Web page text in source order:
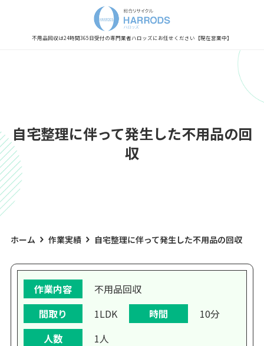
不用品回収は24時間365日受付の専門業者ハロッズにお任せください 【現在営業中】
/home/xs0909/kaisyu-fuyouhin.com/public_html/wp-content/themes/hestia/inc/views/blog/class-
自宅整理に伴って発生した不用品の回
収
ホーム 作業実績 自宅整理に伴って発生した不用品の回収
作業内容
不用品回収
間取り
1LDK 時間
10分
人数
1人